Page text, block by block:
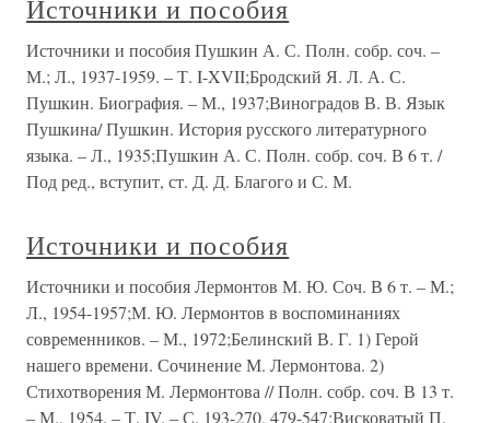
Источники и пособия
Источники и пособия Пушкин А. С. Полн. собр. соч. –
М.; Л., 1937-1959. – Т. I-XVII;Бродский Я. Л. А. С.
Пушкин. Биография. – М., 1937;Виноградов В. В. Язык
Пушкина/ Пушкин. История русского литературного
языка. – Л., 1935;Пушкин А. С. Полн. собр. соч. В 6 т. /
Под ред., вступит, ст. Д. Д. Благого и С. М.
Источники и пособия
Источники и пособия Лермонтов М. Ю. Соч. В 6 т. – М.;
Л., 1954-1957;М. Ю. Лермонтов в воспоминаниях
современников. – М., 1972;Белинский В. Г. 1) Герой
нашего времени. Сочинение М. Лермонтова. 2)
Стихотворения М. Лермонтова // Полн. собр. соч. В 13 т.
– М., 1954. – Т. IV. – С. 193-270, 479-547;Висковатый П.